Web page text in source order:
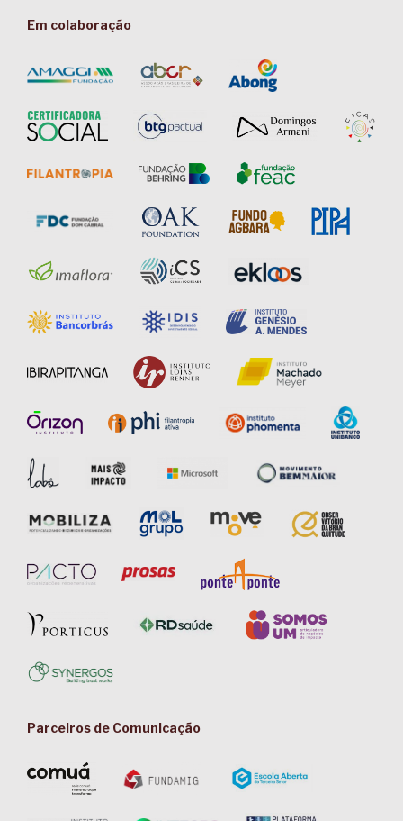
Em colaboração
Parceiros de Comunicação